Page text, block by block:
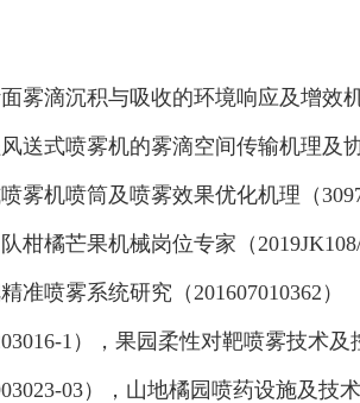
雾滴沉积与吸收的环境响应及增效
送式喷雾机的雾滴空间传输机理及
雾机喷筒及喷雾效果优化机理（
柑橘芒果机械岗位专家（
准喷雾系统研究（201607010362 ）
1），果园柔性对靶喷雾技术
03），山地橘园喷药设施及技